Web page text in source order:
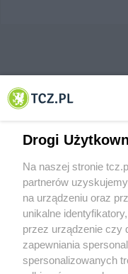
© 2001-2026 Tczew - TCZ.PL
O FIRMIE
Drogi
Na naszej stronie
partnerów
na urządzeniu oraz
unikalne
przez urządzenie czy
zapewniania
spersonalizowanych